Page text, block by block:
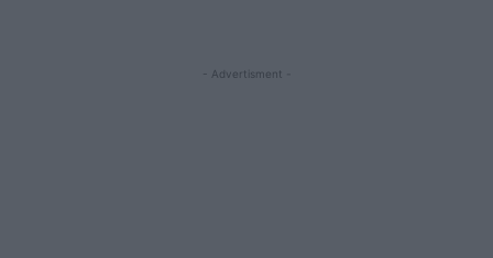
- Advertisment -